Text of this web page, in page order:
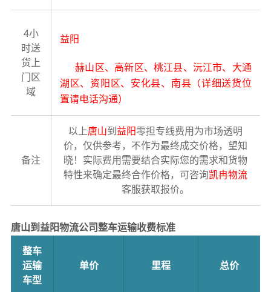
4小
时送
货上
门区
域
益阳
赫山区、高新区、桃江县、沅江市、大通
湖区、资阳区、安化县、南县（详细送货位
置请电话沟通）
备注
以上唐山到 益阳零担专线费用为市场透明
价，仅供参考，不作为最终成交价格，望知
晓！实际费用需要结合实际您的需求和货物
特性来确定最终合作价格，可咨询凯冉物流
客服获取报价。
唐山到益阳物流公司整车运输收费标准
整车
运输
车型
单价 里程 总价